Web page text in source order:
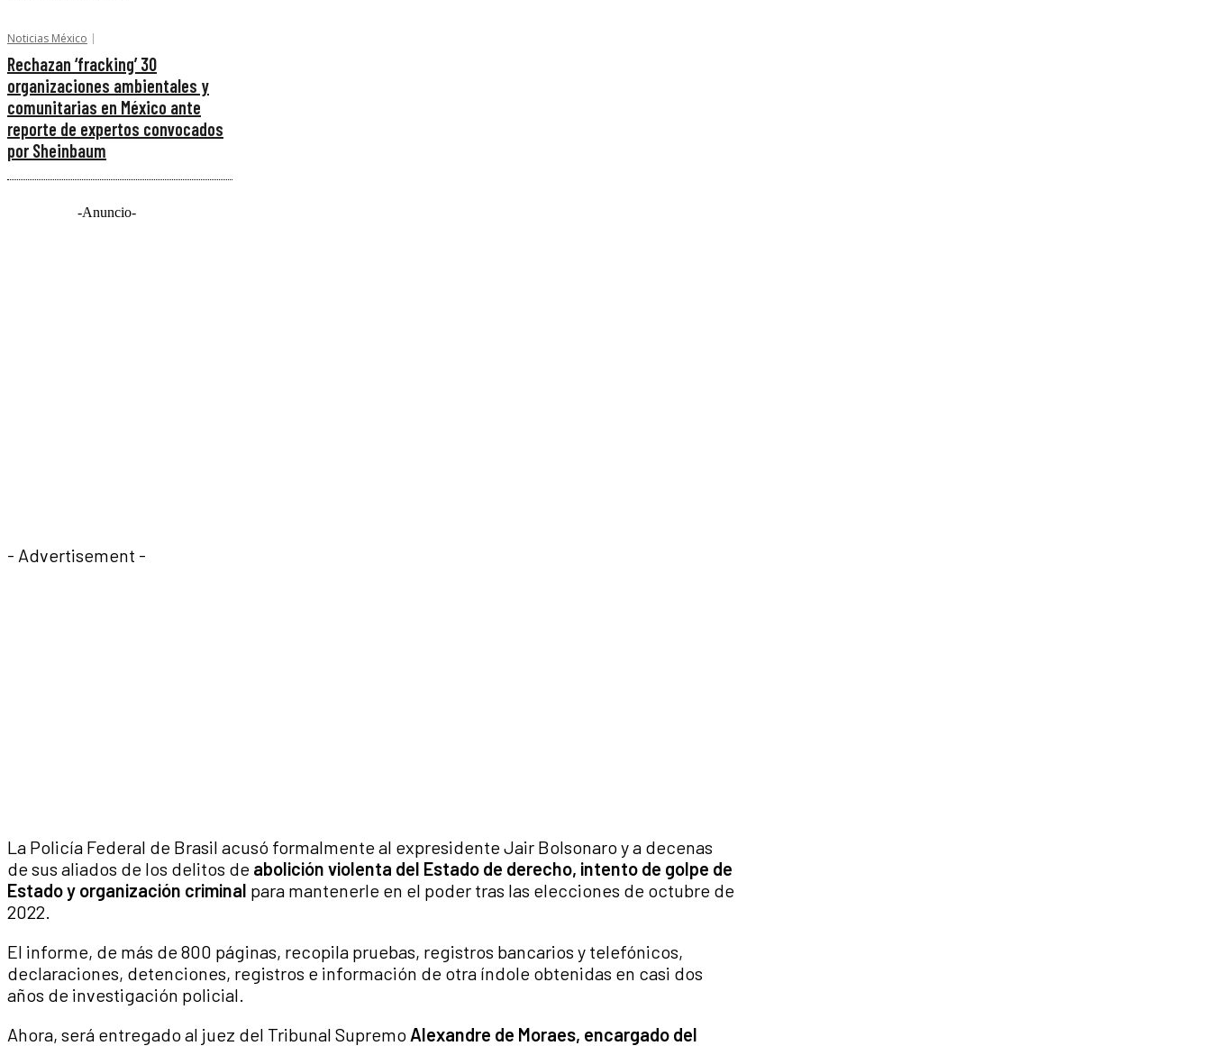
Noticias México
Rechazan ‘fracking’ 30
organizaciones ambientales y
comunitarias en México ante
reporte de expertos convocados
por Sheinbaum
-Anuncio-
- Advertisement -
La Policía Federal de Brasil acusó formalmente al expresidente Jair Bolsonaro y a decenas
de sus aliados de los delitos de abolición violenta del Estado de derecho, intento de golpe de
Estado y organización criminal para mantenerle en el poder tras las elecciones de octubre de
2022.
El informe, de más de 800 páginas, recopila pruebas, registros bancarios y telefónicos,
declaraciones, detenciones, registros e información de otra índole obtenidas en casi dos
años de investigación policial.
Ahora, será entregado al juez del Tribunal Supremo Alexandre de Moraes, encargado del